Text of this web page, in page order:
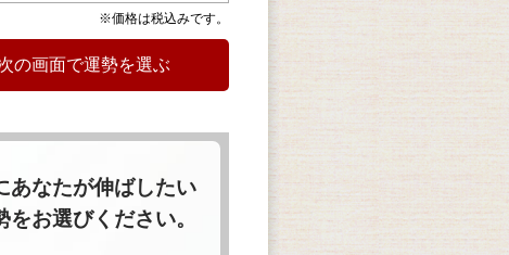
※価格は税込みです。
あなたが伸ばしたい
をお選びください。